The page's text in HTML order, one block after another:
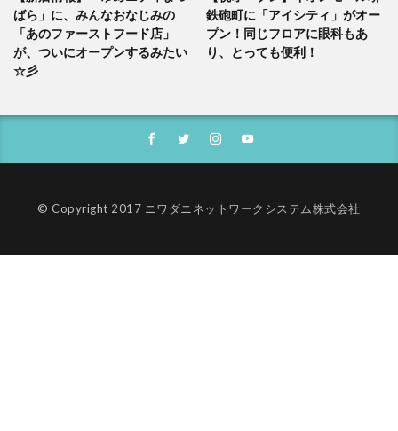
ばら」に、みんなおなじみの
「あのファーストフード店」
が、ついにオープンするみたい
☆彡
鉄砲町に「アイシティ」がオー
プン！同じフロアに眼科もあ
り、とっても便利！
© Copyright 2017 ニワダニネットワークシステム株式会社